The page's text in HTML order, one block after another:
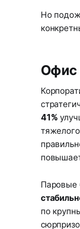
Но
Офис
41%
Паровые
по